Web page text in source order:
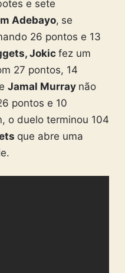
e sete
Adebayo, se
26 pontos e 13
Jokic fez um
27 pontos, 14
Jamal Murray não
pontos e 10
o duelo terminou 104
que abre uma